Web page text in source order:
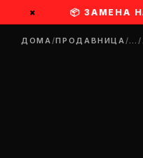
× 📦 ЗАМЕНА
ДОМА/ПРОДАВНИЦА/…/